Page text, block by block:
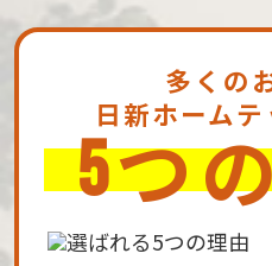
多くの
日新ホーム
5つ